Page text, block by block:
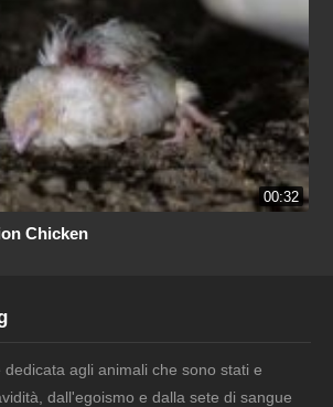
00:32
Chicken
dedicata agli animali che sono stati e
dall'egoismo e dalla sete di sangue